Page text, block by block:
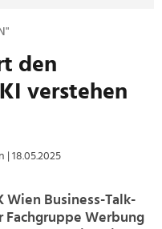
den
verstehen
| 18.05.2025
Wien Business-Talk-
Fachgruppe Werbung